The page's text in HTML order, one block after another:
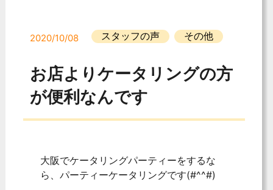
2020/10/08 スタッフの声 その他
お店よりケータリングの方
が便利なんです
大阪でケータリングパーティーをするな
ら、パーティーケータリングです(#^^#)